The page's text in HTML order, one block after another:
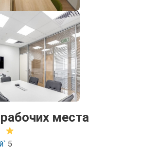
места
5